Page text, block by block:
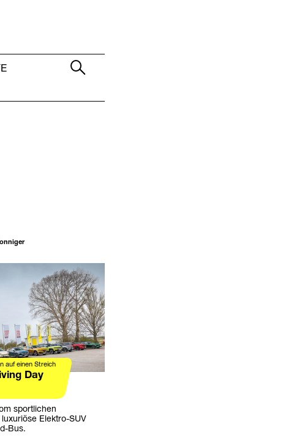
auf einen Streich
Day
sportlichen
Elektro-SUV
Bus.